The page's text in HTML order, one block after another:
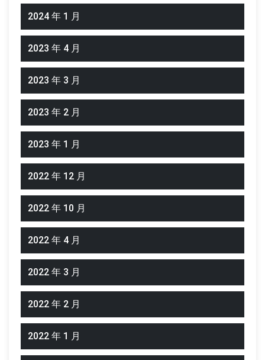
2024 年 1 月
2023 年 4 月
2023 年 3 月
2023 年 2 月
2023 年 1 月
2022 年 12 月
2022 年 10 月
2022 年 4 月
2022 年 3 月
2022 年 2 月
2022 年 1 月